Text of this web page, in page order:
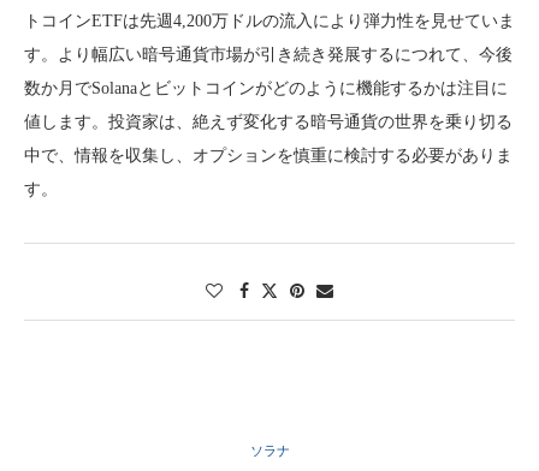
トコインETFは先週4,200万ドルの流入により弾力性を見せていま
す。より幅広い暗号通貨市場が引き続き発展するにつれて、今後
数か月でSolanaとビットコインがどのように機能するかは注目に
値します。投資家は、絶えず変化する暗号通貨の世界を乗り切る
中で、情報を収集し、オプションを慎重に検討する必要がありま
す。
ソラナ